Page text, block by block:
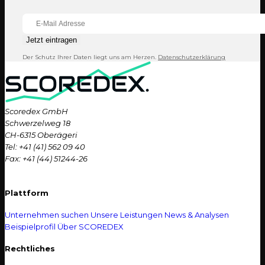
Jetzt eintragen
Der Schutz Ihrer Daten liegt uns am Herzen. Datenschutzerklärung
Scoredex GmbH
Schwerzelweg 18
CH-6315 Oberägeri
Tel: +41 (41) 562 09 40
Fax: +41 (44) 51244-26
Plattform
Unternehmen suchen Unsere Leistungen News & Analysen
Beispielprofil Über SCOREDEX
Rechtliches